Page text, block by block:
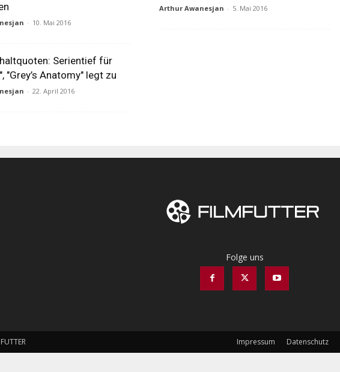
- 10. Mai 2016
Arthur Awanesjan - 5. Mai 2016
Serientief für
"Grey’s Anatomy" legt zu
- 22. April 2016
Folge uns
Impressum Datenschutz